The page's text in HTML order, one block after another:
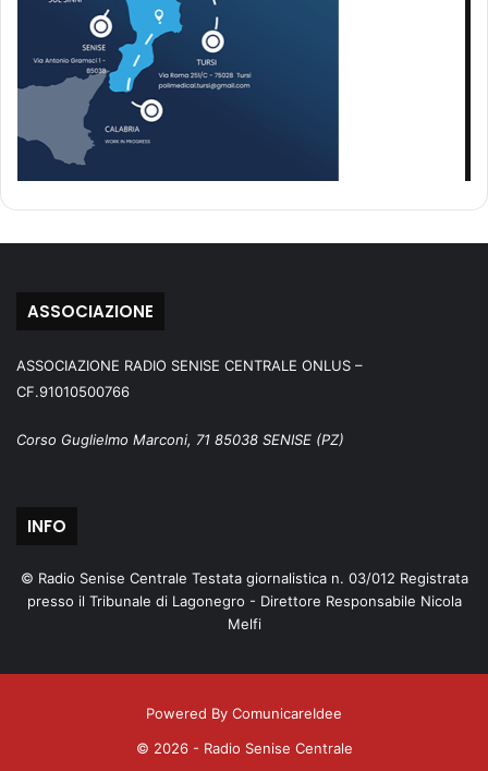
ASSOCIAZIONE
ASSOCIAZIONE RADIO SENISE CENTRALE ONLUS –
CF.91010500766
Corso Guglielmo Marconi, 71 85038 SENISE (PZ)
INFO
© Radio Senise Centrale Testata giornalistica n. 03/012 Registrata
presso il Tribunale di Lagonegro - Direttore Responsabile Nicola
Melfi
Powered By ComunicareIdee
© 2026 - Radio Senise Centrale